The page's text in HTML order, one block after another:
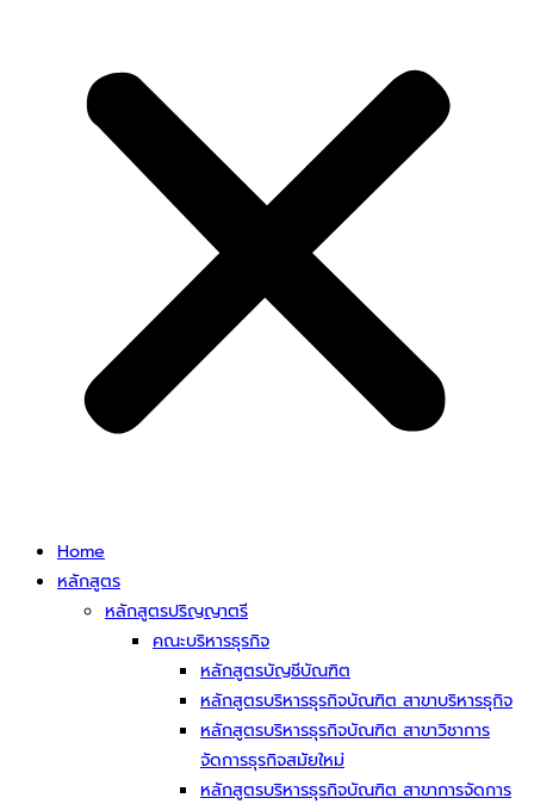
Home
หลักสูตร
หลักสูตรปริญญาตรี
คณะบริหารธุรกิจ
หลักสูตรบัญชีบัณฑิต
หลักสูตรบริหารธุรกิจบัณฑิต สาขาบริหารธุกิจ
หลักสูตรบริหารธุรกิจบัณฑิต สาขาวิชาการ
จัดการธุรกิจสมัยใหม่
หลักสูตรบริหารธุรกิจบัณฑิต สาขาการจัดการ